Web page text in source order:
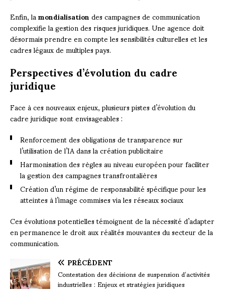
Enfin, lamondialisationdes campagnes de communication
complexifie la gestion des risques juridiques. Une agence doit
désormais prendre en compte les sensibilités culturelles et les
cadres légaux de multiples pays.
Perspectives d’évolution du cadre
juridique
Face à ces nouveaux enjeux, plusieurs pistes d’évolution du
cadre juridique sont envisageables :
Renforcement des obligations de transparence sur
l’utilisation de l’IA dans la création publicitaire
Harmonisation des règles au niveau européen pour faciliter
la gestion des campagnes transfrontalières
Création d’un régime de responsabilité spécifique pour les
atteintes à l’image commises via les réseaux sociaux
Ces évolutions potentielles témoignent de la nécessité d’adapter
en permanence le droit aux réalités mouvantes du secteur de la
communication.
PRÉCÉDENT
Contestation des décisions de suspension d’activités
industrielles : Enjeux et stratégies juridiques